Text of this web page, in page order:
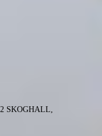
SKOGHALL,